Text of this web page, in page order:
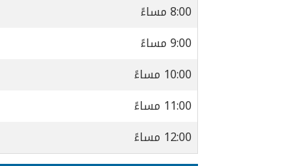
8:00 مساءً
9:00 مساءً
10:00 مساءً
11:00 مساءً
12:00 مساءً